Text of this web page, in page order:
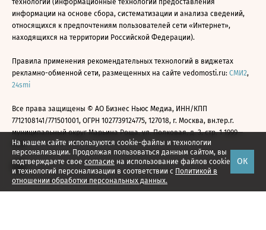
На нашем сайте используются cookie-файлы и технологии
персонализации. Продолжая пользоваться данным сайтом, вы
подтверждаете свое согласие на использование файлов cookie
и технологий персонализации в соответствии с Политикой в
отношении обработки персональных данных.
ОК
технологии (информационные технологии предоставления
информации на основе сбора, систематизации и анализа сведений,
относящихся к предпочтениям пользователей сети «Интернет»,
находящихся на территории Российской Федерации).
Правила применения рекомендательных технологий в виджетах
рекламно-обменной сети, размещенных на сайте vedomosti.ru: СМИ2,
24smi
Все права защищены © АО Бизнес Ньюс Медиа, ИНН/КПП
7712108141/771501001, ОГРН 1027739124775, 127018, г. Москва, вн.тер.г.
муниципальный округ Марьина Роща, ул. Полковая, д. 3, стр. 1 1999—
2026